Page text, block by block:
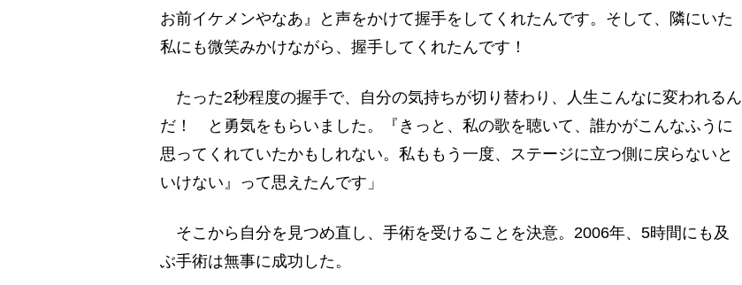
お前イケメンやなあ』と声をかけて握手をしてくれたんです。そして、隣にいた
私にも微笑みかけながら、握手してくれたんです！
たった2秒程度の握手で、自分の気持ちが切り替わり、人生こんなに変われるん
だ！ と勇気をもらいました。『きっと、私の歌を聴いて、誰かがこんなふうに
思ってくれていたかもしれない。私ももう一度、ステージに立つ側に戻らないと
いけない』って思えたんです」
そこから自分を見つめ直し、手術を受けることを決意。2006年、5時間にも及
ぶ手術は無事に成功した。